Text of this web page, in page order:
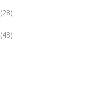
(28)
(48)